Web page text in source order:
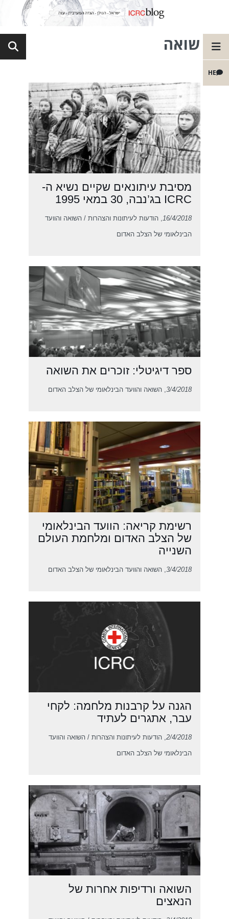
HE
שואה
מסיבת עיתונאים שקיים נשיא ה-
ICRC בג’נבה, 30 במאי 1995
16/4/2018, הודעות לעיתונות והצהרות / השואה והוועד
הבינלאומי של הצלב האדום
ספר דיגיטלי: זוכרים את השואה
3/4/2018, השואה והוועד הבינלאומי של הצלב האדום
רשימת קריאה: הוועד הבינלאומי
של הצלב האדום ומלחמת העולם
השנייה
3/4/2018, השואה והוועד הבינלאומי של הצלב האדום
הגנה על קרבנות מלחמה: לקחי
עבר, אתגרים לעתיד
2/4/2018, הודעות לעיתונות והצהרות / השואה והוועד
הבינלאומי של הצלב האדום
השואה ורדיפות אחרות של
הנאצים